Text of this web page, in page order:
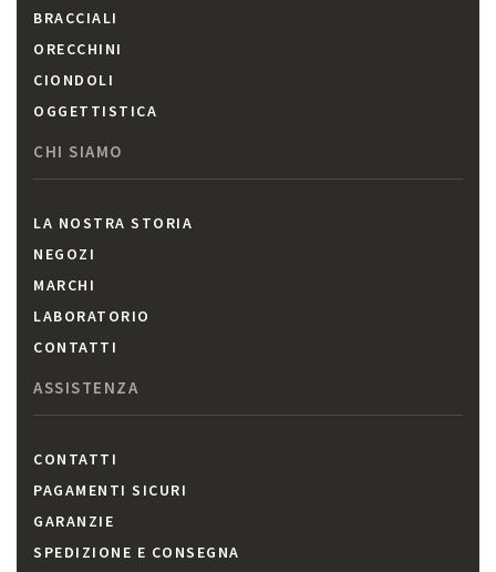
BRACCIALI
ORECCHINI
CIONDOLI
OGGETTISTICA
CHI SIAMO
LA NOSTRA STORIA
NEGOZI
MARCHI
LABORATORIO
CONTATTI
ASSISTENZA
CONTATTI
PAGAMENTI SICURI
GARANZIE
SPEDIZIONE E CONSEGNA